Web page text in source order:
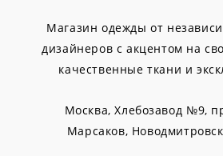
Магазин одежды от
дизайнеров с акцентом на
качественные ткани и
Москва, Хлебозавод №9,
Марсаков,